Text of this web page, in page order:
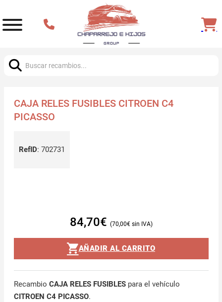
CAJA RELES FUSIBLES CITROEN C4
PICASSO
RefID: 702731
84,70€ 70,00€
AÑADIR AL CARRITO
Recambio CAJA RELES FUSIBLESpara el vehículo
CITROEN C4 PICASSO.